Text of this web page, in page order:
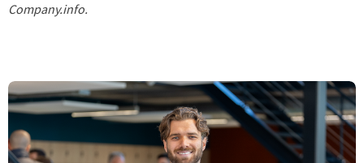
Company.info.